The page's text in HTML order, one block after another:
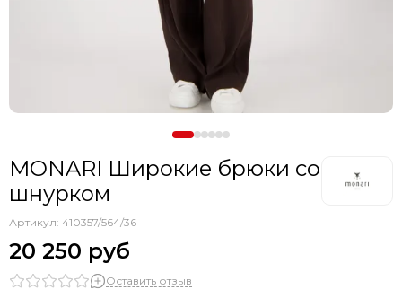
MONARI Широкие брюки со
шнурком
Артикул: 410357/564/36
20 250 руб
Оставить отзыв